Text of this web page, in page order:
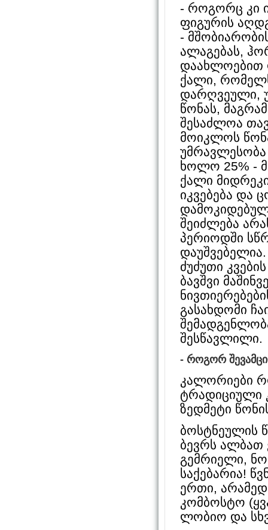
- როგორც კი
ფიგურის
-
ალაგებას,
დაახლოებით
ქალი,
დარღვეული,
წონას,
შესაძლოა
მოიკლოს
ხოლო 25% -
ქალი
იკვებება და
შეიძლება
პერიოდში
ძუძუთი
ბავშვი
გასახდომი
შესწავლილი.
- როგორ
კალორიები
ტრადიციული
ზედმეტი
ბოსტნეულის
ბევრს ალბათ
გემრიელი,
საქებარია!
ერთი, არამედ
კომბოსტო
ლობიო და